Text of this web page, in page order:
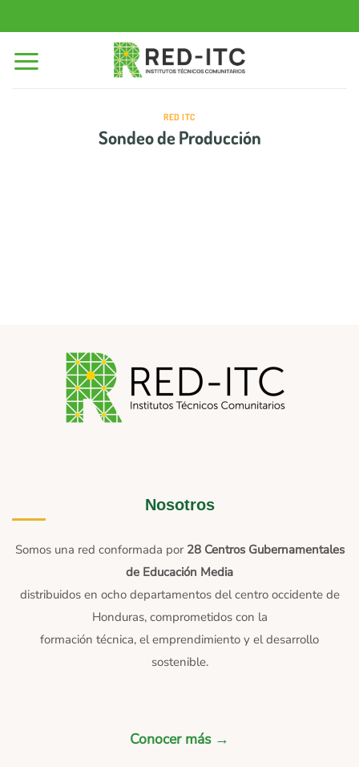
al
contenido
RED ITC
Sondeo de Producción
Nosotros
Somos una red conformada por 28 Centros Gubernamentales
de Educación Media
distribuidos en ocho departamentos del centro occidente de
Honduras, comprometidos con la
formación técnica, el emprendimiento y el desarrollo
sostenible.
Conocer más →